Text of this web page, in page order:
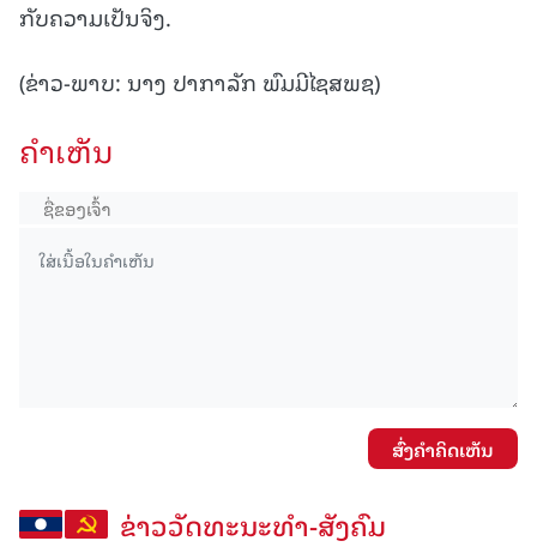
ກັບຄວາມເປັນຈິງ.
(ຂ່າວ-ພາບ: ນາງ ປາກາລັກ ພົມມີໄຊສພຊ)
ຄໍາເຫັນ
ສົ່ງຄໍາຄິດເຫັນ
ຂ່າວວັດທະນະທຳ-ສັງຄົມ